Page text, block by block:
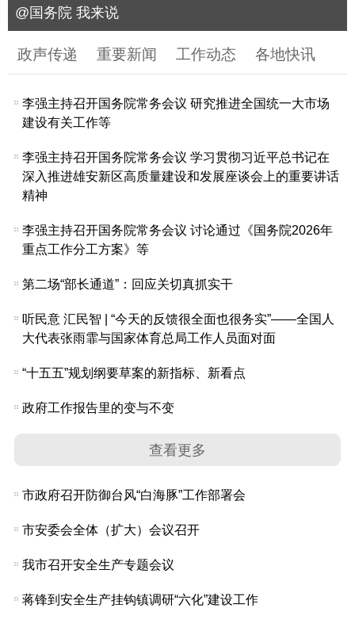
@国务院 我来说
政声传递 重要新闻 工作动态 各地快讯
李强主持召开国务院常务会议 研究推进全国统一大市场
建设有关工作等
李强主持召开国务院常务会议 学习贯彻习近平总书记在
深入推进雄安新区高质量建设和发展座谈会上的重要讲话
精神
李强主持召开国务院常务会议 讨论通过《国务院2026年
重点工作分工方案》等
第二场“部长通道”：回应关切真抓实干
听民意 汇民智 | “今天的反馈很全面也很务实”——全国人
大代表张雨霏与国家体育总局工作人员面对面
“十五五”规划纲要草案的新指标、新看点
政府工作报告里的变与不变
查看更多
市政府召开防御台风“白海豚”工作部署会
市安委会全体（扩大）会议召开
我市召开安全生产专题会议
蒋锋到安全生产挂钩镇调研“六化”建设工作